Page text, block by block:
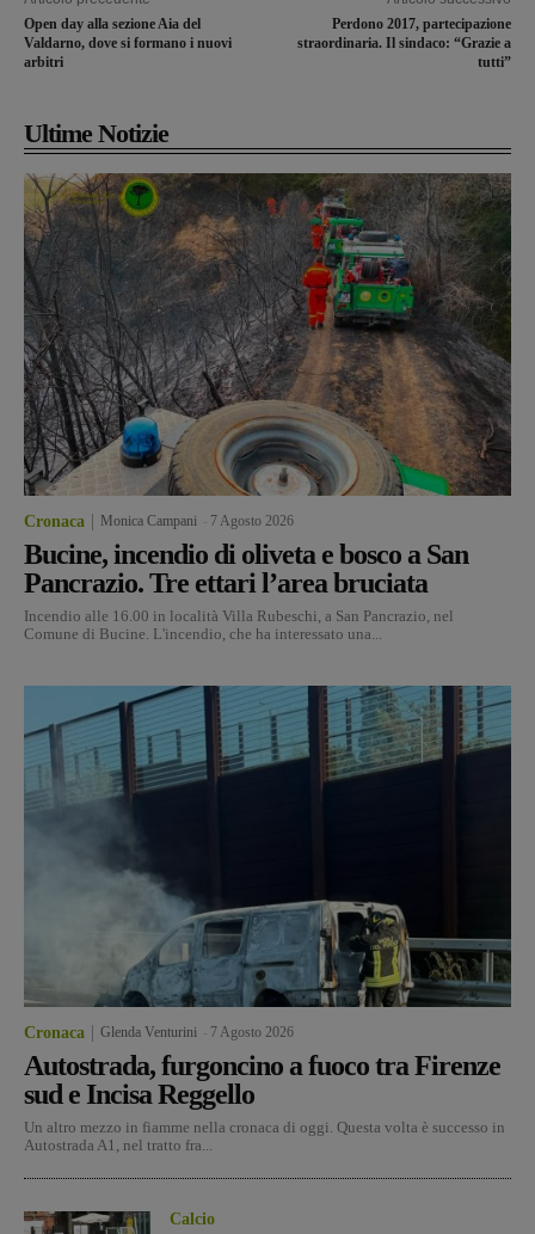
Open day alla sezione Aia del
Valdarno, dove si formano i nuovi
arbitri
Perdono 2017, partecipazione
straordinaria. Il sindaco: “Grazie a
tutti”
Ultime Notizie
Cronaca Monica Campani 7 Agosto 2026
Bucine, incendio di oliveta e bosco a San
Pancrazio. Tre ettari l’area bruciata
Incendio alle 16.00 in località Villa Rubeschi, a San Pancrazio, nel
Comune di Bucine. L'incendio, che ha interessato una...
Cronaca Glenda Venturini 7 Agosto 2026
Autostrada, furgoncino a fuoco tra Firenze
sud e Incisa Reggello
Un altro mezzo in fiamme nella cronaca di oggi. Questa volta è successo in
Autostrada A1, nel tratto fra...
Calcio